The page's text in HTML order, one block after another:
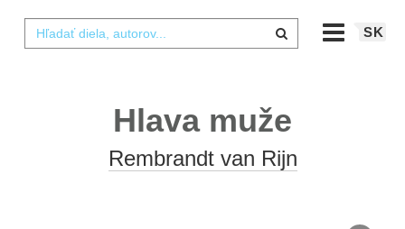
SK
Hlava muže
Rembrandt van Rijn